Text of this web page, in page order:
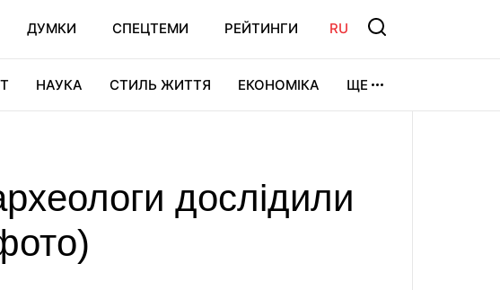
ДУМКИ СПЕЦТЕМИ РЕЙТИНГИ RU
НАУКА СТИЛЬ ЖИТТЯ ЕКОНОМІКА ЩЕ
дослідили